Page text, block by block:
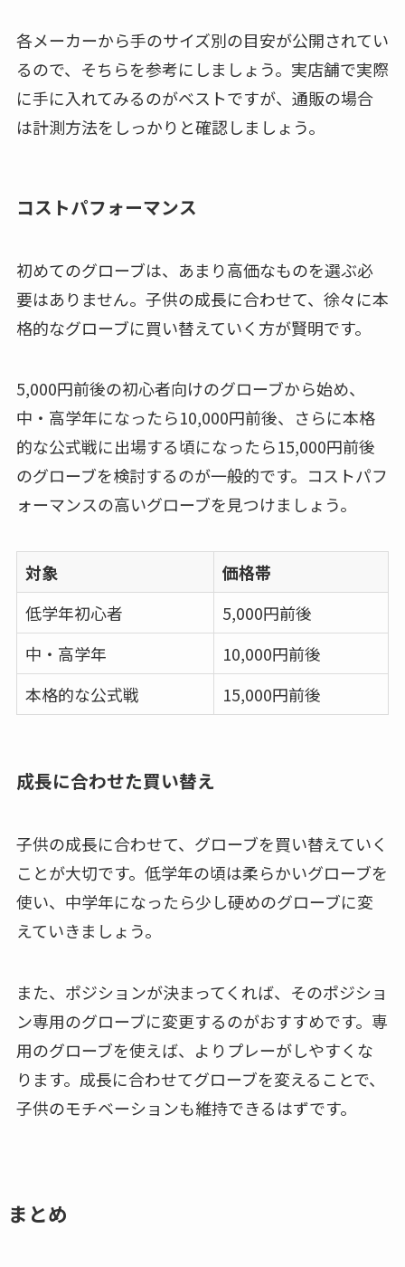
各メーカーから手のサイズ別の目安が公開されてい
るので、そちらを参考にしましょう。実店舗で実際
に手に入れてみるのがベストですが、通販の場合
は計測方法をしっかりと確認しましょう。
コストパフォーマンス
初めてのグローブは、あまり高価なものを選ぶ必
要はありません。子供の成長に合わせて、徐々に本
格的なグローブに買い替えていく方が賢明です。
5,000円前後の初心者向けのグローブから始め、
中・高学年になったら10,000円前後、さらに本格
的な公式戦に出場する頃になったら15,000円前後
のグローブを検討するのが一般的です。コストパフ
ォーマンスの高いグローブを見つけましょう。
対象
価格帯
低学年初心者
5,000円前後
中・高学年
10,000円前後
本格的な公式戦
15,000円前後
成長に合わせた買い替え
子供の成長に合わせて、グローブを買い替えていく
ことが大切です。低学年の頃は柔らかいグローブを
使い、中学年になったら少し硬めのグローブに変
えていきましょう。
また、ポジションが決まってくれば、そのポジショ
ン専用のグローブに変更するのがおすすめです。専
用のグローブを使えば、よりプレーがしやすくな
ります。成長に合わせてグローブを変えることで、
子供のモチベーションも維持できるはずです。
まとめ